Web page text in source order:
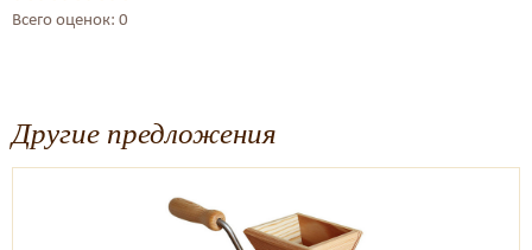
Всего оценок: 0
Другие предложения